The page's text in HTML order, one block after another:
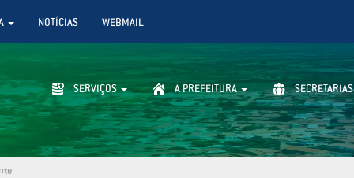
NOTÍCIAS WEBMAIL
SERVIÇOS A PREFEITURA SECRETARIAS